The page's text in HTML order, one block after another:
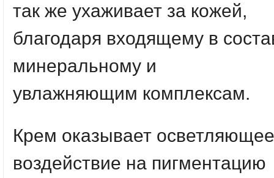
так же ухаживает за кожей,
благодаря входящему в
минеральному и
увлажняющим комплексам.
Крем оказывает осветляющее
воздействие на пигментацию